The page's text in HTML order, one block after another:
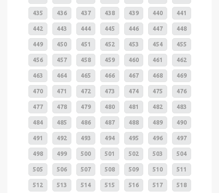
435 436 437 438 439 440 441
442 443 444 445 446 447 448
449 450 451 452 453 454 455
456 457 458 459 460 461 462
463 464 465 466 467 468 469
470 471 472 473 474 475 476
477 478 479 480 481 482 483
484 485 486 487 488 489 490
491 492 493 494 495 496 497
498 499 500 501 502 503 504
505 506 507 508 509 510 511
512 513 514 515 516 517 518